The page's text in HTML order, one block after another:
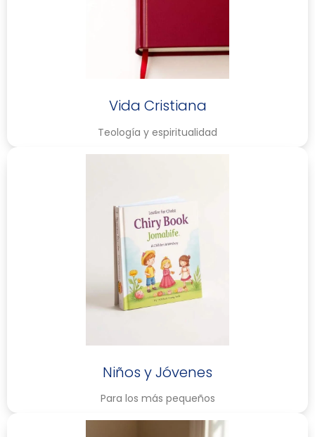
Vida Cristiana
Teología y espiritualidad
Niños y Jóvenes
Para los más pequeños